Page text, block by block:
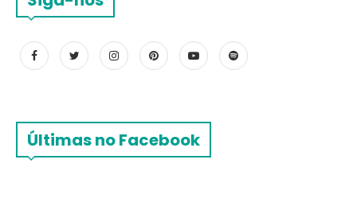
Últimas no Facebook